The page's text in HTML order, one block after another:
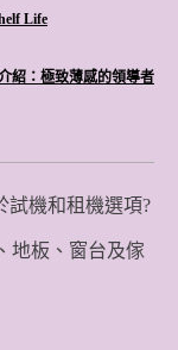
Life
紹：極致薄感的領導者
試機和租機選項?
地板、窗台及傢